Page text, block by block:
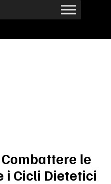
le
i Cicli Dietetici